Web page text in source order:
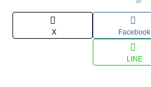
X Facebook
LINE